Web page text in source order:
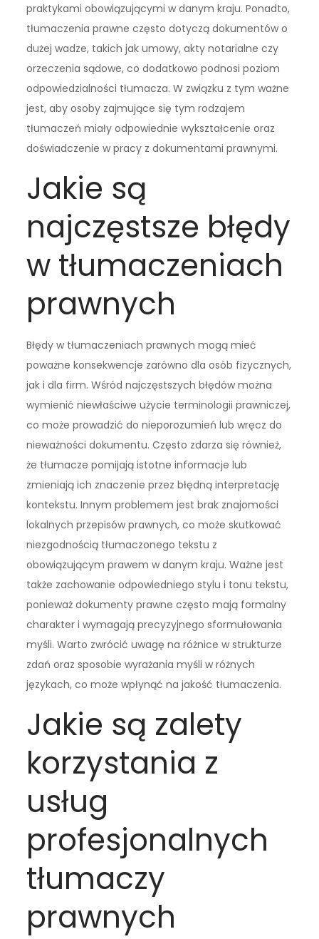
praktykami obowiązującymi w danym kraju. Ponadto,
tłumaczenia prawne często dotyczą dokumentów o
dużej wadze, takich jak umowy, akty notarialne czy
orzeczenia sądowe, co dodatkowo podnosi poziom
odpowiedzialności tłumacza. W związku z tym ważne
jest, aby osoby zajmujące się tym rodzajem
tłumaczeń miały odpowiednie wykształcenie oraz
doświadczenie w pracy z dokumentami prawnymi.
Jakie są
najczęstsze błędy
w tłumaczeniach
prawnych
Błędy w tłumaczeniach prawnych mogą mieć
poważne konsekwencje zarówno dla osób fizycznych,
jak i dla firm. Wśród najczęstszych błędów można
wymienić niewłaściwe użycie terminologii prawniczej,
co może prowadzić do nieporozumień lub wręcz do
nieważności dokumentu. Często zdarza się również,
że tłumacze pomijają istotne informacje lub
zmieniają ich znaczenie przez błędną interpretację
kontekstu. Innym problemem jest brak znajomości
lokalnych przepisów prawnych, co może skutkować
niezgodnością tłumaczonego tekstu z
obowiązującym prawem w danym kraju. Ważne jest
także zachowanie odpowiedniego stylu i tonu tekstu,
ponieważ dokumenty prawne często mają formalny
charakter i wymagają precyzyjnego sformułowania
myśli. Warto zwrócić uwagę na różnice w strukturze
zdań oraz sposobie wyrażania myśli w różnych
językach, co może wpłynąć na jakość tłumaczenia.
Jakie są zalety
korzystania z
usług
profesjonalnych
tłumaczy
prawnych